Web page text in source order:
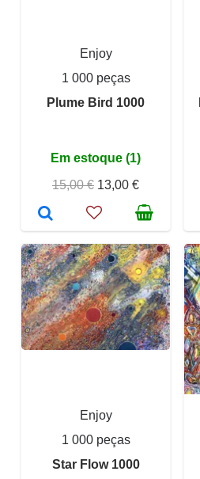
Enjoy
1 000 peças
Plume Bird 1000
Em estoque (1)
15,00 € 13,00 €
Enjoy
1 000 peças
Star Flow 1000